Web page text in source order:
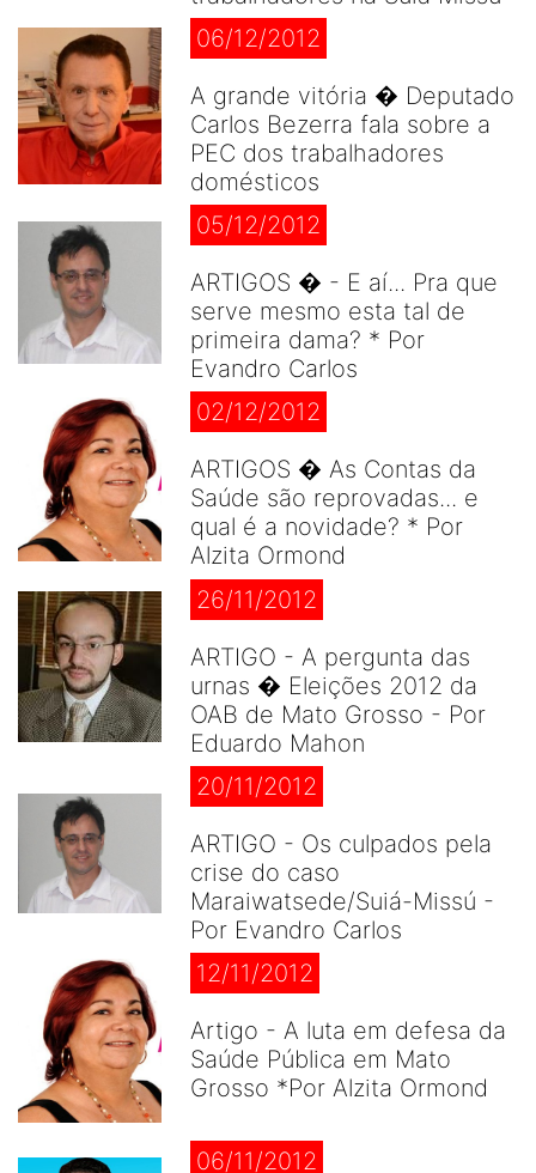
06/12/2012
A grande vitória � Deputado
Carlos Bezerra fala sobre a
PEC dos trabalhadores
domésticos
05/12/2012
ARTIGOS � - E aí... Pra que
serve mesmo esta tal de
primeira dama? * Por
Evandro Carlos
02/12/2012
ARTIGOS � As Contas da
Saúde são reprovadas... e
qual é a novidade? * Por
Alzita Ormond
26/11/2012
ARTIGO - A pergunta das
urnas � Eleições 2012 da
OAB de Mato Grosso - Por
Eduardo Mahon
20/11/2012
ARTIGO - Os culpados pela
crise do caso
Maraiwatsede/Suiá-Missú -
Por Evandro Carlos
12/11/2012
Artigo - A luta em defesa da
Saúde Pública em Mato
Grosso *Por Alzita Ormond
06/11/2012